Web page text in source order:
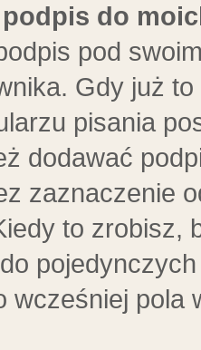
do
pod
Gdy już
pisania
dodawać
zaznaczenie
to zrobisz,
wcześniej pola